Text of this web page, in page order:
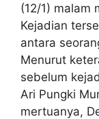
(12/1) malam
Kejadian
antara
Menurut
sebelum
Ari Pungki
mertuanya,